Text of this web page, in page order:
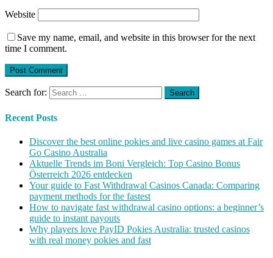
Website
Save my name, email, and website in this browser for the next
time I comment.
Search for:
Recent Posts
Discover the best online pokies and live casino games at Fair
Go Casino Australia
Aktuelle Trends im Boni Vergleich: Top Casino Bonus
Österreich 2026 entdecken
Your guide to Fast Withdrawal Casinos Canada: Comparing
payment methods for the fastest
How to navigate fast withdrawal casino options: a beginner’s
guide to instant payouts
Why players love PayID Pokies Australia: trusted casinos
with real money pokies and fast